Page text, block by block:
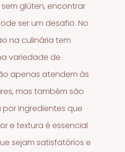
glúten, encontrar
ser um desafio. No
na culinária tem
variedade de
apenas atendem às
mas também são
por ingredientes que
e textura é essencial
sejam satisfatórios e